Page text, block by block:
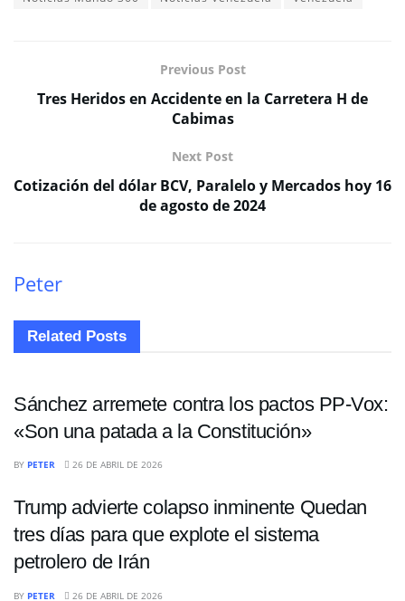
Previous Post
Tres Heridos en Accidente en la Carretera H de
Cabimas
Next Post
Cotización del dólar BCV, Paralelo y Mercados hoy 16
de agosto de 2024
Peter
Related Posts
INTERNACIONALES
Sánchez arremete contra los pactos PP-Vox:
«Son una patada a la Constitución»
BY PETER 26 DE ABRIL DE 2026
Trump advierte colapso inminente Quedan
tres días para que explote el sistema
petrolero de Irán
BY PETER 26 DE ABRIL DE 2026